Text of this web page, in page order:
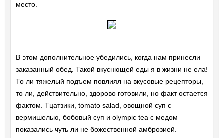
место.
В этом дополнительное убедились, когда нам принесли
заказанный обед. Такой вкуснющей еды я в жизни не ела!
То ли тяжелый подъем повлиял на вкусовые рецепторы,
то ли, действительно, здорово готовили, но факт остается
фактом. Тцатзики, tomato salad, овощной суп с
вермишелью, бобовый суп и olympic tea с медом
показались чуть ли не божественной амброзией.